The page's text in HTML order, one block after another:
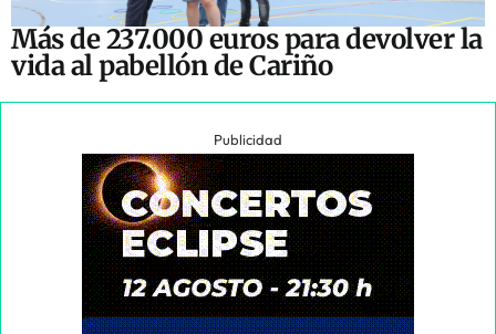
Más de 237.000 euros para devolver la
vida al pabellón de Cariño
Publicidad